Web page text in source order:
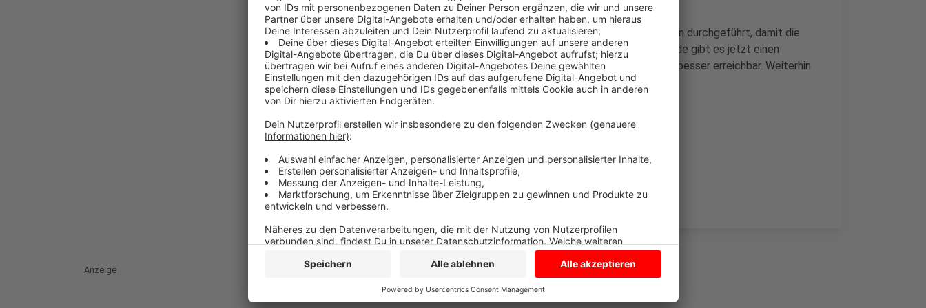
Die Mitarbeiter haben einige Probeläufe in den vergangenen Tagen durchgeführt, damit die
Technik einwandfrei funktioniert. Es klappt alles. Im neuen Gebäude gibt es jetzt einen
größeren Wartebereich und es ist durch die innenstadtnahe Lage besser erreichbar. Weiterhin
gibt es nur Online-Termine. Den Link finden SieHIER.
Anzeige
Anzeige